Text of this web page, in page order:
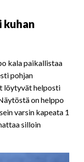
kala paikallistaa
pohjan
löytyvät helposti
on helppo
varsin kapeata 1
silloin